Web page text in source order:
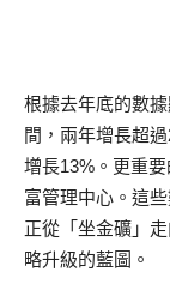
根據去年底的數
間，兩年增長超
增長13%。更重
富管理中心。這
正從「坐金礦」
略升級的藍圖。